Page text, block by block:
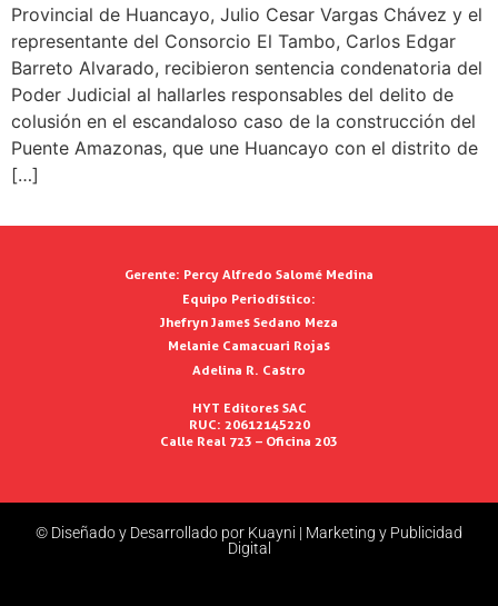
Provincial de Huancayo, Julio Cesar Vargas Chávez y el
representante del Consorcio El Tambo, Carlos Edgar
Barreto Alvarado, recibieron sentencia condenatoria del
Poder Judicial al hallarles responsables del delito de
colusión en el escandaloso caso de la construcción del
Puente Amazonas, que une Huancayo con el distrito de
[…]
Gerente: Percy Alfredo Salomé Medina
Equipo Periodístico:
Jhefryn James Sedano Meza
Melanie Camacuari Rojas
Adelina R. Castro
HYT Editores SAC
RUC: 20612145220
Calle Real 723 – Oficina 203
© Diseñado y Desarrollado por Kuayni | Marketing y Publicidad
Digital